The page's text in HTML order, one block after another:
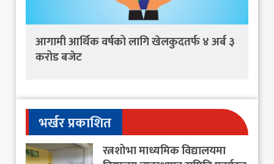
आगामी आर्थिक वर्षको लागि खेलकुदतर्फ ४ अर्ब ३
करोड बजेट
भर्खर प्रकाशित
रत्नशोभा माध्यमिक विद्यालयमा